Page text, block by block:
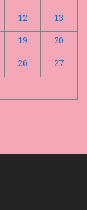
12
13
19
20
26
27